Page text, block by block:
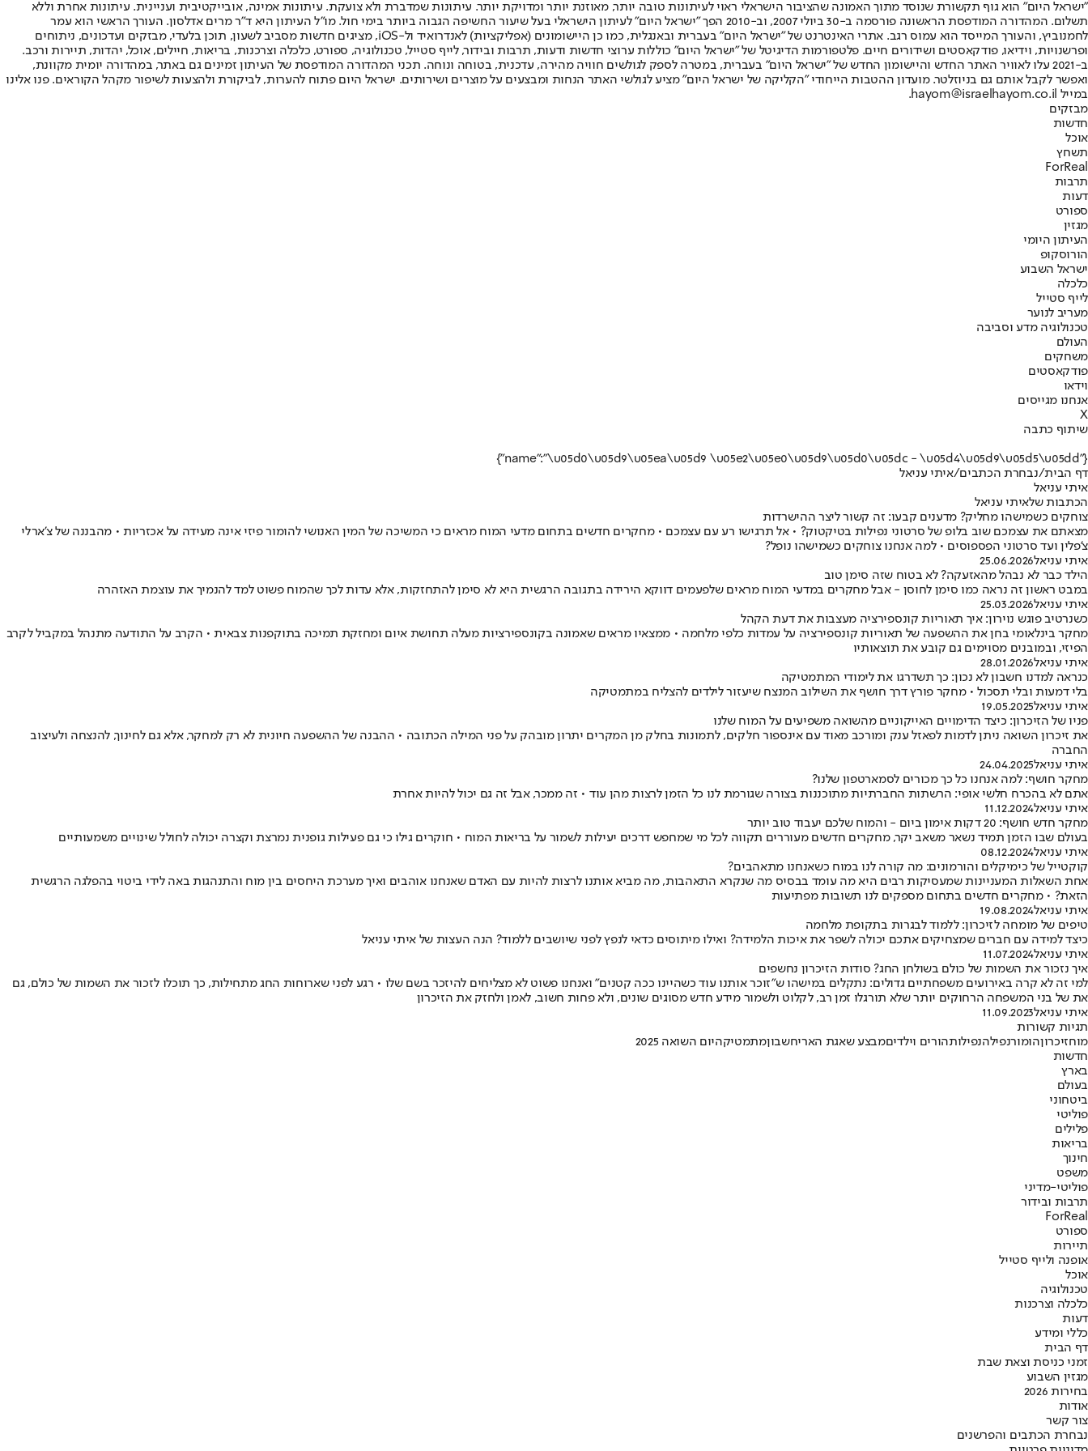
"ישראל היום" הוא גוף תקשורת שנוסד מתוך האמונה שהציבור הישראלי ראוי לעיתונות טובה יותר, מאוזנת יותר ומדויקת יותר. עיתונות שמדברת ולא צועקת. עיתונות אמינה, אובייקטיבית ועניינית. עיתונות אחרת וללא
תשלום. המהדורה המודפסת הראשונה פורסמה ב-30 ביולי 2007, וב-2010 הפך "ישראל היום" לעיתון הישראלי בעל שיעור החשיפה הגבוה ביותר בימי חול. מו"ל העיתון היא ד"ר מרים אדלסון. העורך הראשי הוא עמר
לחמנוביץ, והעורך המייסד הוא עמוס רגב. אתרי האינטרנט של "ישראל היום" בעברית ובאנגלית, כמו כן היישומונים (אפליקציות) לאנדרואיד ול-iOS, מציגים חדשות מסביב לשעון, תוכן בלעדי, מבזקים ועדכונים, ניתוחים
ופרשנויות, וידיאו, פודקאסטים ושידורים חיים. פלטפורמות הדיגיטל של "ישראל היום" כוללות ערוצי חדשות ודעות, תרבות ובידור, לייף סטייל, טכנולוגיה, ספורט, כלכלה וצרכנות, בריאות, חיילים, אוכל, יהדות, תיירות ורכב.
ב-2021 עלו לאוויר האתר החדש והיישומון החדש של "ישראל היום" בעברית, במטרה לספק לגולשים חוויה מהירה, עדכנית, בטוחה ונוחה. תכני המהדורה המודפסת של העיתון זמינים גם באתר, במהדורה יומית מקוונת,
ואפשר לקבל אותם גם בניוזלטר. מועדון ההטבות הייחודי "הקליקה של ישראל היום" מציע לגולשי האתר הנחות ומבצעים על מוצרים ושירותים. ישראל היום פתוח להערות, לביקורת ולהצעות לשיפור מקהל הקוראים. פנו אלינו
במייל hayom@israelhayom.co.il.
מבזקים
חדשות
אוכל
תשחץ
ForReal
תרבות
דעות
ספורט
מגזין
העיתון היומי
הורוסקופ
ישראל השבוע
כלכלה
לייף סטייל
מעריב לנוער
טכנולוגיה מדע וסביבה
העולם
משחקים
פודקאסטים
וידאו
אנחנו מגייסים
X
שיתוף כתבה
{"name":"\u05d0\u05d9\u05ea\u05d9 \u05e2\u05e0\u05d9\u05d0\u05dc - \u05d4\u05d9\u05d5\u05dd"}
דף הבית/נבחרת הכתבים/איתי עניאל
איתי עניאל
הכתבות שלאיתי עניאל
צוחקים כשמישהו מחליק? מדענים קבעו: זה קשור ליצר ההישרדות
מצאתם את עצמכם שוב בלופ של סרטוני נפילות בטיקטוק? • אל תרגישו רע עם עצמכם • מחקרים חדשים בתחום מדעי המוח מראים כי המשיכה של המין האנושי להומור פיזי אינה מעידה על אכזריות • מהבננה של צ'ארלי
צ'פלין ועד סרטוני הפספוסים • למה אנחנו צוחקים כשמישהו נופל?
איתי עניאל25.06.2026
הילד כבר לא נבהל מהאזעקה? לא בטוח שזה סימן טוב
במבט ראשון זה נראה כמו סימן לחוסן - אבל מחקרים במדעי המוח מראים שלפעמים דווקא הירידה בתגובה הרגשית היא לא סימן להתחזקות, אלא עדות לכך שהמוח פשוט למד להנמיך את עוצמת האזהרה
איתי עניאל25.03.2026
כשנרטיב פוגש נוירון: איך תאוריות קונספירציה מעצבות את דעת הקהל
מחקר בינלאומי בחן את ההשפעה של תאוריות קונספירציה על עמדות כלפי מלחמה • ממצאיו מראים שאמונה בקונספירציות מעלה תחושת איום ומחזקת תמיכה בתוקפנות צבאית • הקרב על התודעה מתנהל במקביל לקרב
הפיזי, ובמובנים מסוימים גם קובע את תוצאותיו
איתי עניאל28.01.2026
כנראה למדנו חשבון לא נכון: כך תשדרגו את לימודי המתמטיקה
בלי דמעות ובלי תסכול • מחקר פורץ דרך חושף את השילוב המנצח שיעזור לילדים להצליח במתמטיקה
איתי עניאל19.05.2025
פניו של הזיכרון: כיצד הדימויים האייקוניים מהשואה משפיעים על המוח שלנו
את זיכרון השואה ניתן לדמות לפאזל ענק ומורכב מאוד עם אינספור חלקים, לתמונות בחלק מן המקרים יתרון מובהק על פני המילה הכתובה • ההבנה של ההשפעה חיונית לא רק למחקר, אלא גם לחינוך, להנצחה ולעיצוב
החברה
איתי עניאל24.04.2025
מחקר חושף: למה אנחנו כל כך מכורים לסמארטפון שלנו?
אתם לא בהכרח חלשי אופי: הרשתות החברתיות מתוכננות בצורה שגורמת לנו כל הזמן לרצות מהן עוד • זה ממכר, אבל זה גם יכול להיות אחרת
איתי עניאל11.12.2024
מחקר חדש חושף: 20 דקות אימון ביום - והמוח שלכם יעבוד טוב יותר
בעולם שבו הזמן תמיד נשאר משאב יקר, מחקרים חדשים מעוררים תקווה לכל מי שמחפש דרכים יעילות לשמור על בריאות המוח • חוקרים גילו כי גם פעילות גופנית נמרצת וקצרה יכולה לחולל שינויים משמעותיים
איתי עניאל08.12.2024
קוקטייל של כימיקלים והורמונים: מה קורה לנו במוח כשאנחנו מתאהבים?
אחת השאלות המעניינות שמעסיקות רבים היא מה עומד בבסיס מה שנקרא התאהבות, מה מביא אותנו לרצות להיות עם האדם שאנחנו אוהבים ואיך מערכת היחסים בין מוח והתנהגות באה לידי ביטוי בהפלגה הרגשית
הזאת? • מחקרים חדשים בתחום מספקים לנו תשובות מפתיעות
איתי עניאל19.08.2024
טיפים של מומחה לזיכרון: ללמוד לבגרות בתקופת מלחמה
כיצד למידה עם חברים שמצחיקים אתכם יכולה לשפר את איכות הלמידה? ואילו מיתוסים כדאי לנפץ לפני שיושבים ללמוד? הנה העצות של איתי עניאל
איתי עניאל11.07.2024
איך נזכור את השמות של כולם בשולחן החג? סודות הזיכרון נחשפים
למי זה לא קרה באירועים משפחתיים גדולים: נתקלים במישהו ש"זוכר אותנו עוד כשהיינו ככה קטנים" ואנחנו פשוט לא מצליחים להיזכר בשם שלו • רגע לפני שארוחות החג מתחילות, כך תוכלו לזכור את השמות של כולם, גם
את של בני המשפחה הרחוקים יותר שלא תורגלו זמן רב, לקלוט ולשמור מידע חדש מסוגים שונים, ולא פחות חשוב, לאמן ולחזק את הזיכרון
איתי עניאל11.09.2023
תגיות קשורות
מוחזיכרוןהומורנפילהנפילותהורים וילדיםמבצע שאגת האריחשבוןמתמטיקהיום השואה 2025
חדשות
בארץ
בעולם
ביטחוני
פוליטי
פלילים
בריאות
חינוך
משפט
פוליטי-מדיני
תרבות ובידור
ForReal
ספורט
תיירות
אופנה ולייף סטייל
אוכל
טכנולוגיה
כלכלה וצרכנות
דעות
כללי ומידע
דף הבית
זמני כניסת וצאת שבת
מגזין השבוע
בחירות 2026
אודות
צור קשר
נבחרת הכתבים והפרשנים